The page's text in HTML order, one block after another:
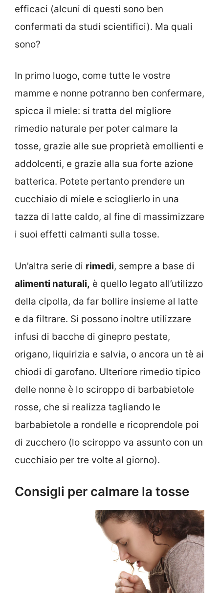
efficaci (alcuni di questi sono ben
confermati da studi scientifici). Ma quali
sono?
In primo luogo, come tutte le vostre
mamme e nonne potranno ben confermare,
spicca il miele: si tratta del migliore
rimedio naturale per poter calmare la
tosse, grazie alle sue proprietà emollienti e
addolcenti, e grazie alla sua forte azione
batterica. Potete pertanto prendere un
cucchiaio di miele e scioglierlo in una
tazza di latte caldo, al fine di massimizzare
i suoi effetti calmanti sulla tosse.
Un’altra serie di rimedi, sempre a base di
alimenti naturali, è quello legato all’utilizzo
della cipolla, da far bollire insieme al latte
e da filtrare. Si possono inoltre utilizzare
infusi di bacche di ginepro pestate,
origano, liquirizia e salvia, o ancora un tè ai
chiodi di garofano. Ulteriore rimedio tipico
delle nonne è lo sciroppo di barbabietole
rosse, che si realizza tagliando le
barbabietole a rondelle e ricoprendole poi
di zucchero (lo sciroppo va assunto con un
cucchiaio per tre volte al giorno).
Consigli per calmare la tosse